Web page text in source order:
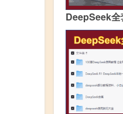
DeepSeek